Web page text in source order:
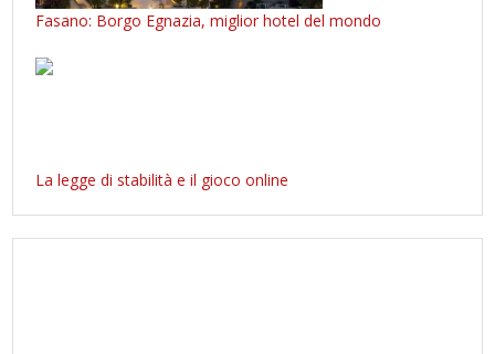
Fasano: Borgo Egnazia, miglior hotel del mondo
La legge di stabilità e il gioco online